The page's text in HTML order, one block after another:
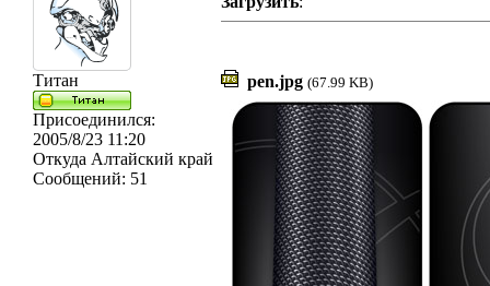
Титан
Присоединился:
2005/8/23 11:20
Откуда Алтайский край
Сообщений: 51
pen.jpg (67.99 KB)